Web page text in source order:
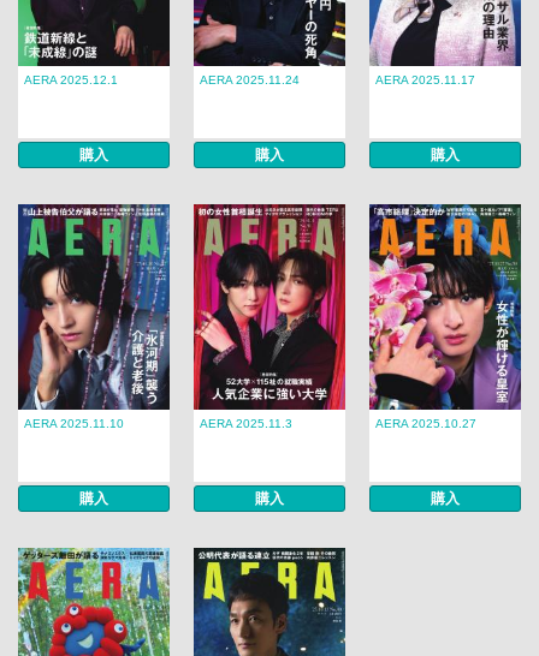
AERA 2025.12.1
購入
AERA 2025.11.24
購入
AERA 2025.11.17
購入
AERA 2025.11.10
購入
AERA 2025.11.3
購入
AERA 2025.10.27
購入